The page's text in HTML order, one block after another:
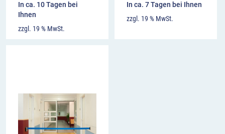
In ca. 10 Tagen bei
Ihnen
zzgl. 19 % MwSt.
In ca. 7 Tagen bei Ihnen
zzgl. 19 % MwSt.